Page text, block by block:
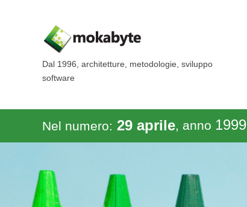
Dal 1996, architetture, metodologie, sviluppo
software
Nel numero: 29 aprile, anno 1999